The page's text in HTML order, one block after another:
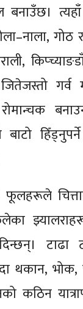
बनाउँछ।
गोठ
बाटो
फूलहरूले
टाढा
थकान, भोक,
कठिन